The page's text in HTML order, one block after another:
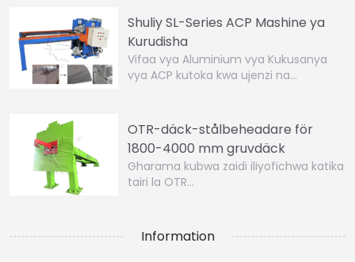
Shuliy SL-Series ACP Mashine ya
Kurudisha
Vifaa vya Aluminium vya Kukusanya
vya ACP kutoka kwa ujenzi na…
OTR-däck-stålbeheadare för
1800-4000 mm gruvdäck
Gharama kubwa zaidi iliyofichwa katika
tairi la OTR…
Information